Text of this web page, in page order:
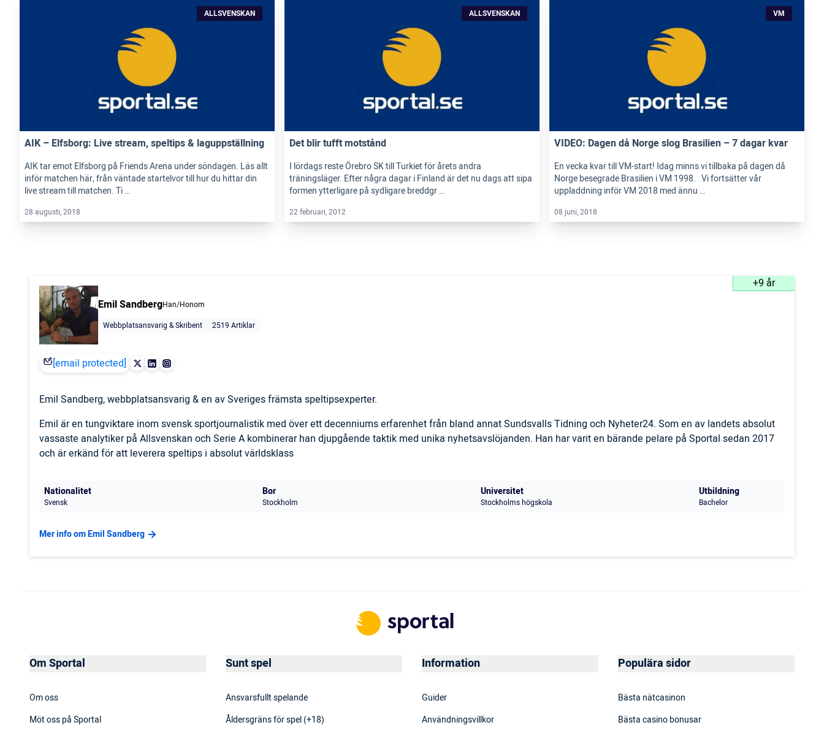
ALLSVENSKAN
AIK – Elfsborg: Live stream, speltips & laguppställning
AIK tar emot Elfsborg på Friends Arena under söndagen. Läs allt
inför matchen här, från väntade startelvor till hur du hittar din
live stream till matchen. Ti …
28 augusti, 2018
ALLSVENSKAN
Det blir tufft motstånd
I lördags reste Örebro SK till Turkiet för årets andra
träningsläger. Efter några dagar i Finland är det nu dags att sipa
formen ytterligare på sydligare breddgr …
22 februari, 2012
VM
VIDEO: Dagen då Norge slog Brasilien – 7 dagar kvar
En vecka kvar till VM-start! Idag minns vi tillbaka på dagen då
Norge besegrade Brasilien i VM 1998. Vi fortsätter vår
uppladdning inför VM 2018 med ännu …
08 juni, 2018
Emil SandbergHan/Honom
Webbplatsansvarig & Skribent
2519 Artiklar
[email protected]
Emil Sandberg, webbplatsansvarig & en av Sveriges främsta speltipsexperter.
Emil är en tungviktare inom svensk sportjournalistik med över ett decenniums erfarenhet från bland annat Sundsvalls Tidning och Nyheter24. Som en av landets absolut
vassaste analytiker på Allsvenskan och Serie A kombinerar han djupgående taktik med unika nyhetsavslöjanden. Han har varit en bärande pelare på Sportal sedan 2017
och är erkänd för att leverera speltips i absolut världsklass
Nationalitet
Svensk
Bor
Stockholm
Universitet
Stockholms högskola
Utbildning
Bachelor
Mer info om Emil Sandberg
+9 år
Om Sportal
Om oss
Möt oss på Sportal
Sunt spel
Ansvarsfullt spelande
Åldersgräns för spel (+18)
Information
Guider
Användningsvillkor
Populära sidor
Bästa nätcasinon
Bästa casino bonusar